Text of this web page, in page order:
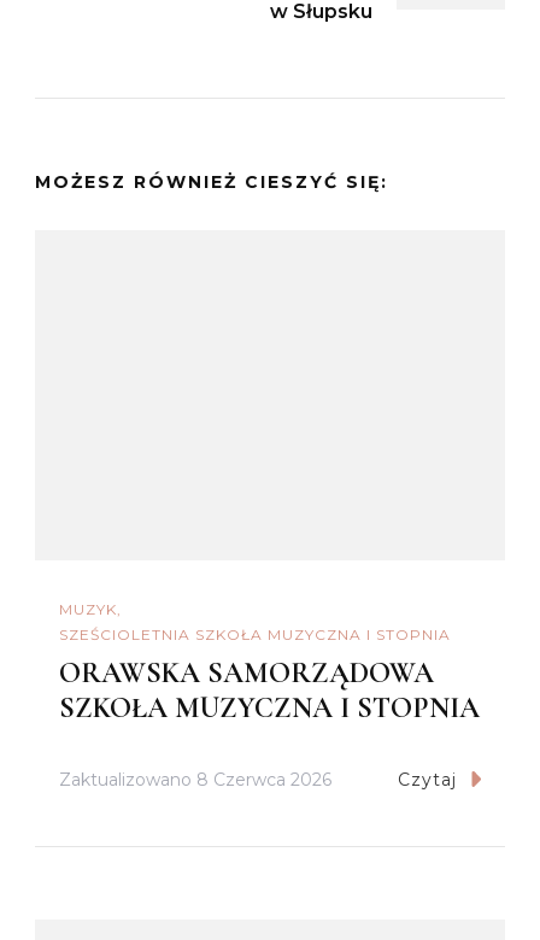
w Słupsku
MOŻESZ RÓWNIEŻ CIESZYĆ SIĘ:
MUZYK
SZEŚCIOLETNIA SZKOŁA MUZYCZNA I STOPNIA
ORAWSKA SAMORZĄDOWA
SZKOŁA MUZYCZNA I STOPNIA
Zaktualizowano 8 Czerwca 2026 Czytaj